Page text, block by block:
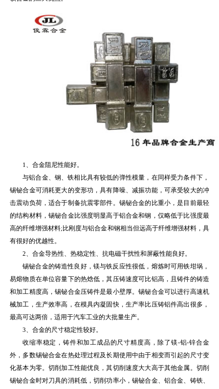
1、合金阻尼性能好。
与铝合金、钢、铁相比具有较低的弹性模量，在同样受力条件下，
锡铋合金可消耗更大的变形功，具有降噪、减振功能，可承受较大的冲
击震动负荷，适合于制备抗震零部件。锡铋合金的比重小，是目前最轻
的结构材料，锡铋合金比强度明显高于铝合金和钢，仅略低于比强度最
高的纤维增强材料;比刚度与铝合金和钢相当但远高于纤维增强材料，具
有很好的优越性。
2、合金导热性、热稳定性、抗电磁干扰性和屏蔽性能良好。
锡铋合金的铸造性良好，镁与铁反应性很低，熔炼时可用铁坩埚，
易熔物质在单位容量下的热焓低，其压铸速度可比铝高，且铸件的铸造
和加工精度高，锡铋合金压铸件是最小壁厚。锡铋合金可以进行高速机
械加工，生产效率高，在模具内凝固快，生产率比压铸铝件高出很多，
最高可达两倍，适用于汽车工业的大批量生产。
3、合金的尺寸稳定性较好。
收缩率稳定，铸件和加工成品的尺寸精度高，除了镁-铝-锌合金
外，多数锡铋合金在热处理过程及长期使用中由于相变而引起的尺寸变
化基本为零。切削加工性能优良，其切削速度大大高于其他金属。切削
锡铋合金时对刀具的消耗低，切削功率小，锡铋合金、铝合金、铸铁、